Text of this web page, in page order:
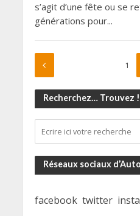
s’agit d’une fête ou se
générations pour...
1
Recherchez… Trouvez !
Réseaux sociaux
facebook twitter